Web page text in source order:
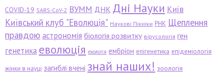
COVID-19 SARS-CoV-2 ВУММ ДНК Дні Науки Київ
Київський клуб "Еволюція" Наукові Пікніки РНК Щеплення
правдою астрономія біологія розвитку вірусологія ген
генетика еволюція екологія ембріон епігенетика епідеміологія
жінки в науці загиблі вчені знай наших! зоологія